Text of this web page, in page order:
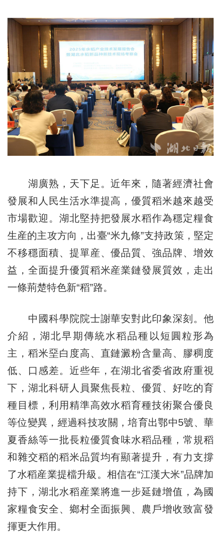
湖廣熟，天下足。近年來，隨著經濟社會
發展和人民生活水準提高，優質稻米越來越受
市場歡迎。湖北堅持把發展水稻作為穩定糧食
生産的主攻方向，出臺“米九條”支持政策，堅定
不移穩面積、提單産、優品質、強品牌、增效
益，全面提升優質稻米産業鏈發展質效，走出
一條荊楚特色新“稻”路。
中國科學院院士謝華安對此印象深刻。他
介紹，湖北早期傳統水稻品種以短圓粒形為
主，稻米堊白度高、直鏈澱粉含量高、膠稠度
低、口感差。近些年，在湖北省委省政府重視
下，湖北科研人員聚焦長粒、優質、好吃的育
種目標，利用精準高效水稻育種技術聚合優良
等位變異，經過科技攻關，培育出鄂中5號、華
夏香絲等一批長粒優質食味水稻品種，常規稻
和雜交稻的稻米品質均有顯著提升，有力支撐
了水稻産業提檔升級。相信在“江漢大米”品牌加
持下，湖北水稻産業將進一步延鏈增值，為國
家糧食安全、鄉村全面振興、農戶增收致富發
揮更大作用。